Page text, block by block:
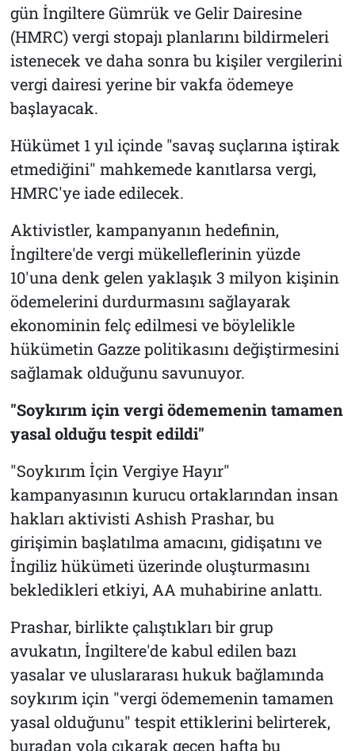
gün İngiltere Gümrük ve Gelir Dairesine
(HMRC) vergi stopajı planlarını bildirmeleri
istenecek ve daha sonra bu kişiler vergilerini
vergi dairesi yerine bir vakfa ödemeye
başlayacak.
Hükümet 1 yıl içinde "savaş suçlarına iştirak
etmediğini" mahkemede kanıtlarsa vergi,
HMRC'ye iade edilecek.
Aktivistler, kampanyanın hedefinin,
İngiltere'de vergi mükelleflerinin yüzde
10'una denk gelen yaklaşık 3 milyon kişinin
ödemelerini durdurmasını sağlayarak
ekonominin felç edilmesi ve böylelikle
hükümetin Gazze politikasını değiştirmesini
sağlamak olduğunu savunuyor.
"Soykırım için vergi ödememenin tamamen
yasal olduğu tespit edildi"
"Soykırım İçin Vergiye Hayır"
kampanyasının kurucu ortaklarından insan
hakları aktivisti Ashish Prashar, bu
girişimin başlatılma amacını, gidişatını ve
İngiliz hükümeti üzerinde oluşturmasını
bekledikleri etkiyi, AA muhabirine anlattı.
Prashar, birlikte çalıştıkları bir grup
avukatın, İngiltere'de kabul edilen bazı
yasalar ve uluslararası hukuk bağlamında
soykırım için "vergi ödememenin tamamen
yasal olduğunu" tespit ettiklerini belirterek,
buradan yola çıkarak geçen hafta bu